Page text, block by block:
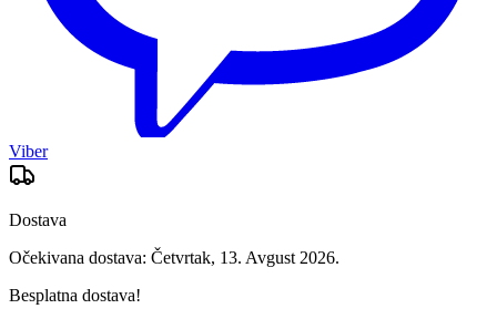
Viber
Dostava
Očekivana dostava: Četvrtak, 13. Avgust 2026.
Besplatna dostava!